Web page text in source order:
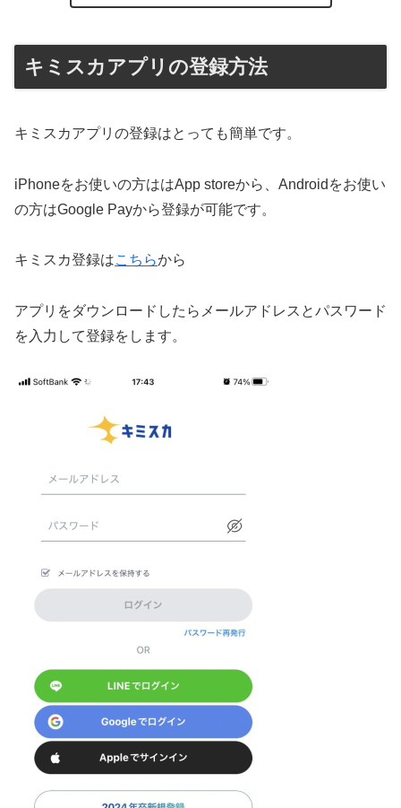
キミスカアプリの登録方法
キミスカアプリの登録はとっても簡単です。
iPhoneをお使いの方ははApp storeから、Androidをお使い
の方はGoogle Payから登録が可能です。
キミスカ登録はこちらから
アプリをダウンロードしたらメールアドレスとパスワード
を入力して登録をします。